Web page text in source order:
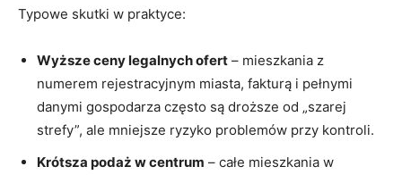
Typowe skutki w praktyce:
Wyższe ceny legalnych ofert – mieszkania z
numerem rejestracyjnym miasta, fakturą i pełnymi
danymi gospodarza często są droższe od „szarej
strefy”, ale mniejsze ryzyko problemów przy kontroli.
Krótsza podaż w centrum – całe mieszkania w